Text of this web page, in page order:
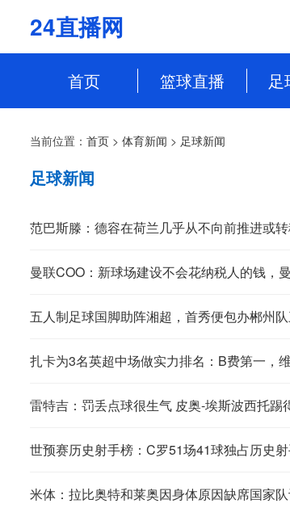
24直播网
首页 篮球直播
WNBA
足
当前位置： 首页 > 体育新闻 > 足球新闻
足球新闻
范巴斯滕：德容在荷兰几乎从不向前推进或
曼联COO：新球场建设不会花纳税人的钱，
五人制足球国脚助阵湘超，首秀便包办郴州
扎卡为3名英超中场做实力排名：B费第一，
雷特吉：罚丢点球很生气 皮奥-埃斯波西托踢
世预赛历史射手榜：C罗51场41球独占历史
米体：拉比奥特和莱奥因身体原因缺席国家